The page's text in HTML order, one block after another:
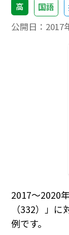
高 国語
公開日： 2017
2017～2020
（332）」
例です。